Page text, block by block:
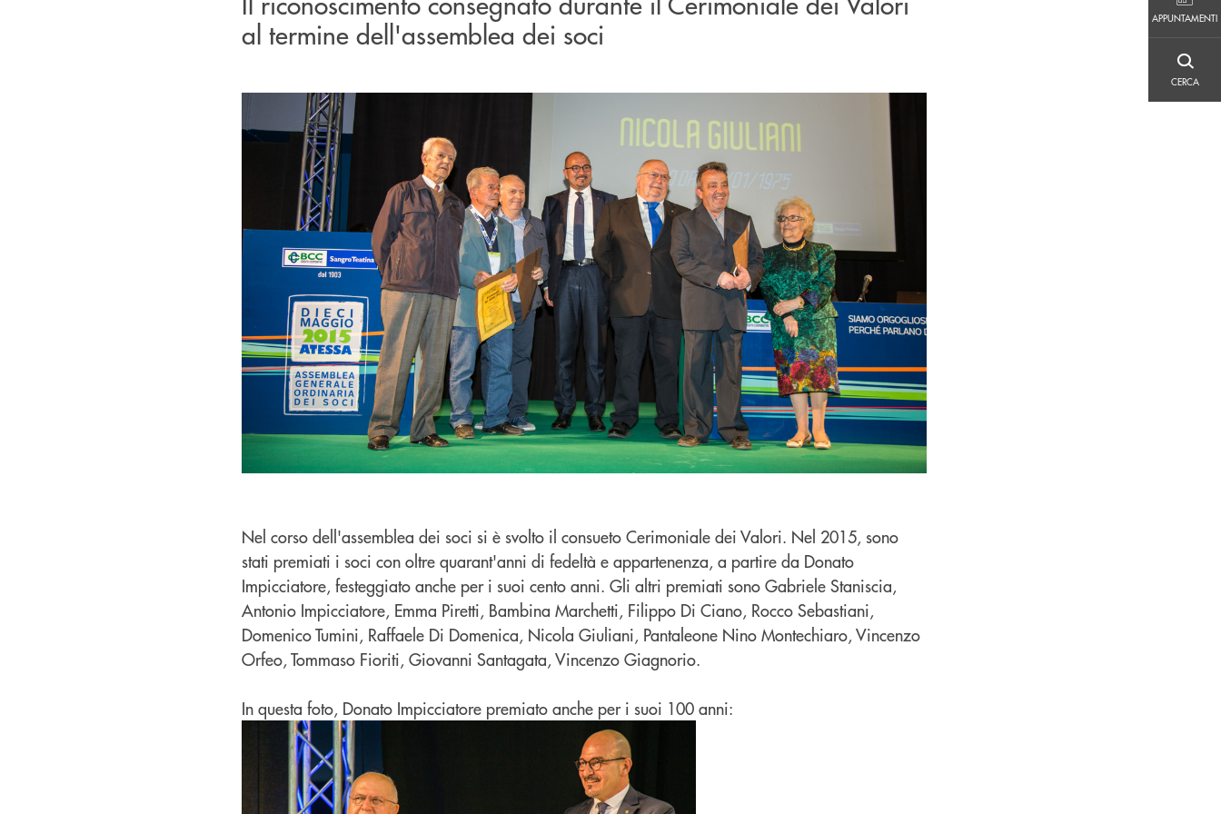
APPUNTAMENTI
CERCA
al termine dell'assemblea dei soci
Nel corso dell'assemblea dei soci si è svolto il consueto Cerimoniale dei Valori. Nel 2015, sono
stati premiati i soci con oltre quarant'anni di fedeltà e appartenenza, a partire da Donato
Impicciatore, festeggiato anche per i suoi cento anni. Gli altri premiati sono Gabriele Staniscia,
Antonio Impicciatore, Emma Piretti, Bambina Marchetti, Filippo Di Ciano, Rocco Sebastiani,
Domenico Tumini, Raffaele Di Domenica, Nicola Giuliani, Pantaleone Nino Montechiaro, Vincenzo
Orfeo, Tommaso Fioriti, Giovanni Santagata, Vincenzo Giagnorio.
In questa foto, Donato Impicciatore premiato anche per i suoi 100 anni: